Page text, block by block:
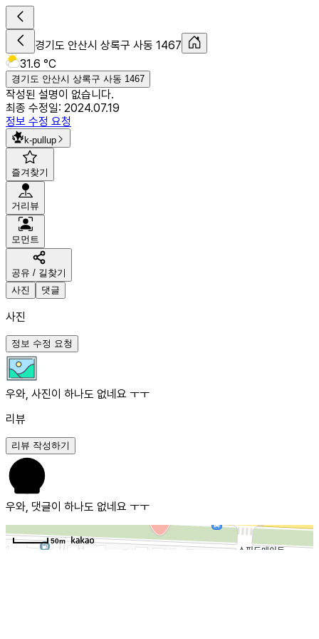
경기도 안산시 상록구 사동 1467
31.6 °C
경기도 안산시 상록구 사동 1467
작성된 설명이 없습니다.
최종 수정일: 2024.07.19
정보 수정 요청
k-pullup
즐겨찾기
거리뷰
모먼트
공유 / 길찾기
사진
댓글
사진
정보 수정 요청
우와, 사진이 하나도 없네요 ㅜㅜ
리뷰
리뷰 작성하기
우와, 댓글이 하나도 없네요 ㅜㅜ
50m